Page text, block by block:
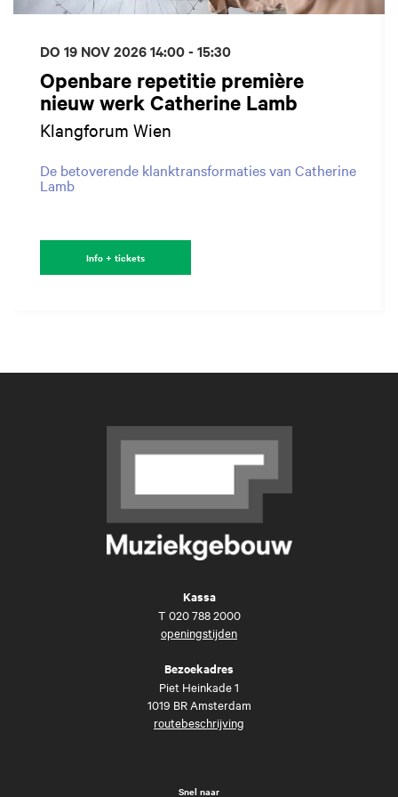
Openbare repetitie première
nieuw werk Catherine Lamb
Klangforum Wien
De betoverende klanktransformaties van Catherine
Lamb
DO 19 NOV 202614:00 - 15:30
Info + tickets
Kassa
T 020 788 2000
openingstijden
Bezoekadres
Piet Heinkade 1
1019 BR Amsterdam
routebeschrijving
Snel naar